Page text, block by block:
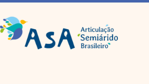
Pular
o
conteúdo